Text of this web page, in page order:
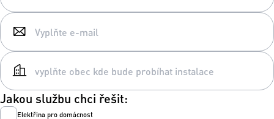
Jakou službu chci řešit:
Elektřina pro domácnost